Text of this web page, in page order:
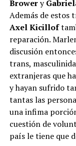
Browery
Además de estos
Axel Kicillof
reparación.
discusión
trans,
extranjeras que
y hayan sufrido
tantas las
una infima
cuestión de
país le tiene que